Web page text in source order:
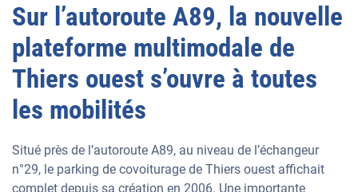
Sur l’autoroute A89, la nouvelle
plateforme multimodale de
Thiers ouest s’ouvre à toutes
les mobilités
Situé près de l’autoroute A89, au niveau de l’échangeur
n°29, le parking de covoiturage de Thiers ouest affichait
complet depuis sa création en 2006. Une importante